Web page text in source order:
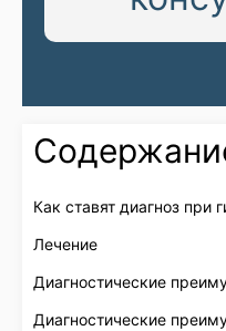
Как ставят диагноз при
Лечение
Диагностические
Диагностические